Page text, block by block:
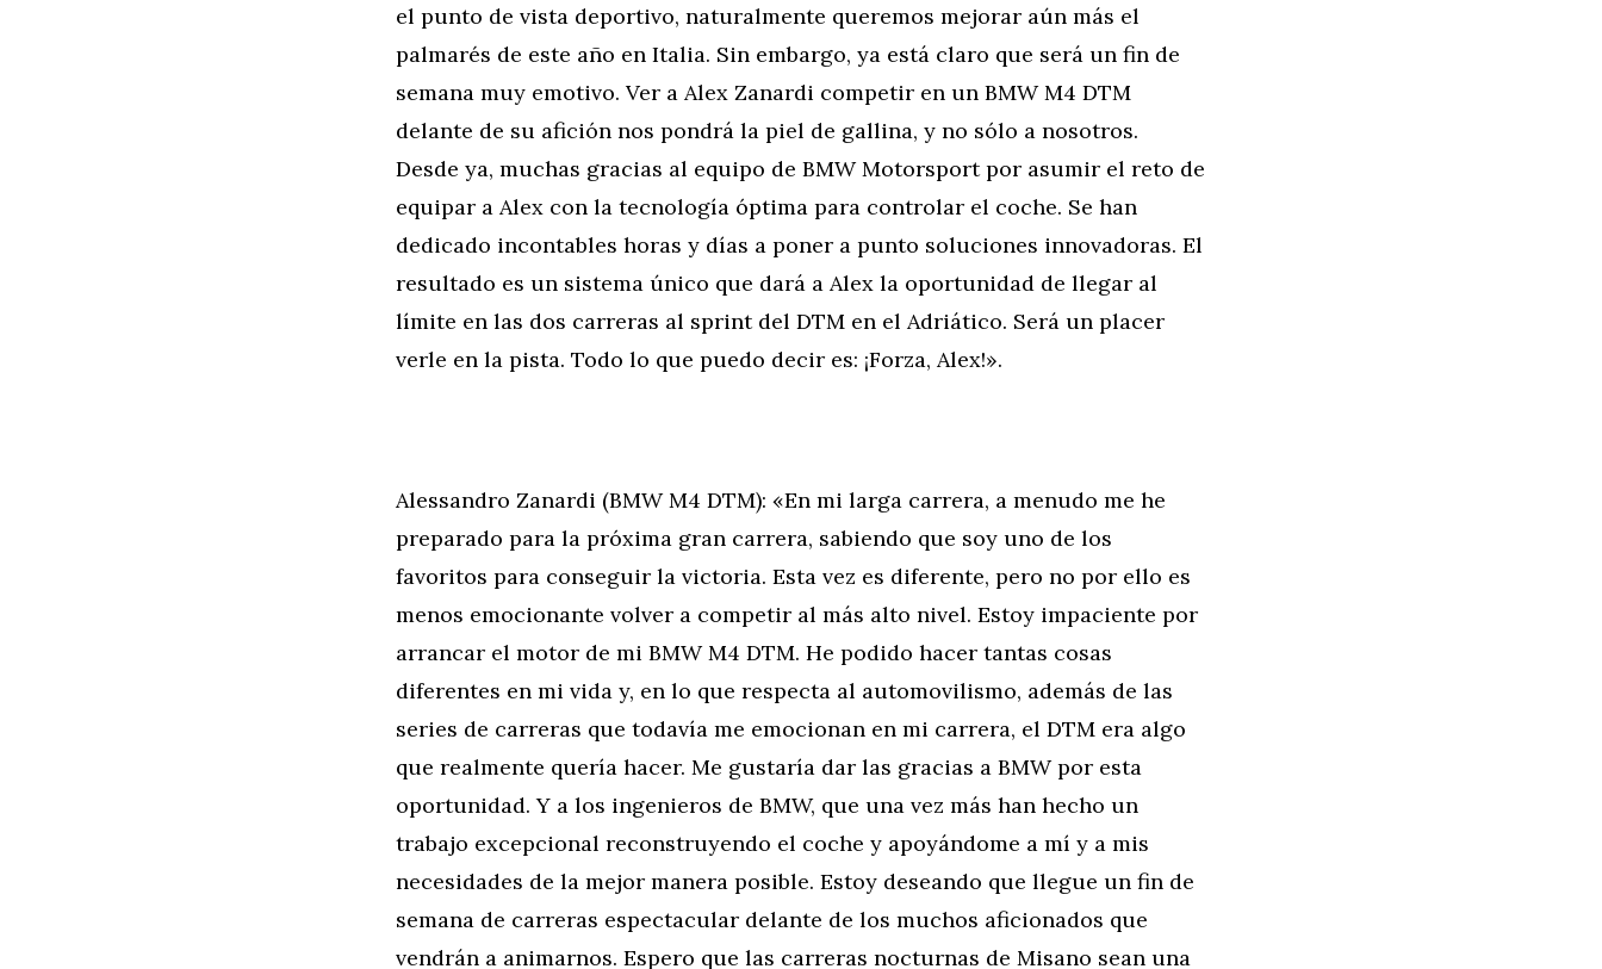
el punto de vista deportivo, naturalmente queremos mejorar aún más el
palmarés de este año en Italia. Sin embargo, ya está claro que será un fin de
semana muy emotivo. Ver a Alex Zanardi competir en un BMW M4 DTM
delante de su afición nos pondrá la piel de gallina, y no sólo a nosotros.
Desde ya, muchas gracias al equipo de BMW Motorsport por asumir el reto de
equipar a Alex con la tecnología óptima para controlar el coche. Se han
dedicado incontables horas y días a poner a punto soluciones innovadoras. El
resultado es un sistema único que dará a Alex la oportunidad de llegar al
límite en las dos carreras al sprint del DTM en el Adriático. Será un placer
verle en la pista. Todo lo que puedo decir es: ¡Forza, Alex!».
Alessandro Zanardi (BMW M4 DTM): «En mi larga carrera, a menudo me he
preparado para la próxima gran carrera, sabiendo que soy uno de los
favoritos para conseguir la victoria. Esta vez es diferente, pero no por ello es
menos emocionante volver a competir al más alto nivel. Estoy impaciente por
arrancar el motor de mi BMW M4 DTM. He podido hacer tantas cosas
diferentes en mi vida y, en lo que respecta al automovilismo, además de las
series de carreras que todavía me emocionan en mi carrera, el DTM era algo
que realmente quería hacer. Me gustaría dar las gracias a BMW por esta
oportunidad. Y a los ingenieros de BMW, que una vez más han hecho un
trabajo excepcional reconstruyendo el coche y apoyándome a mí y a mis
necesidades de la mejor manera posible. Estoy deseando que llegue un fin de
semana de carreras espectacular delante de los muchos aficionados que
vendrán a animarnos. Espero que las carreras nocturnas de Misano sean una